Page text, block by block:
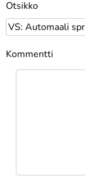
Otsikko
Kommentti